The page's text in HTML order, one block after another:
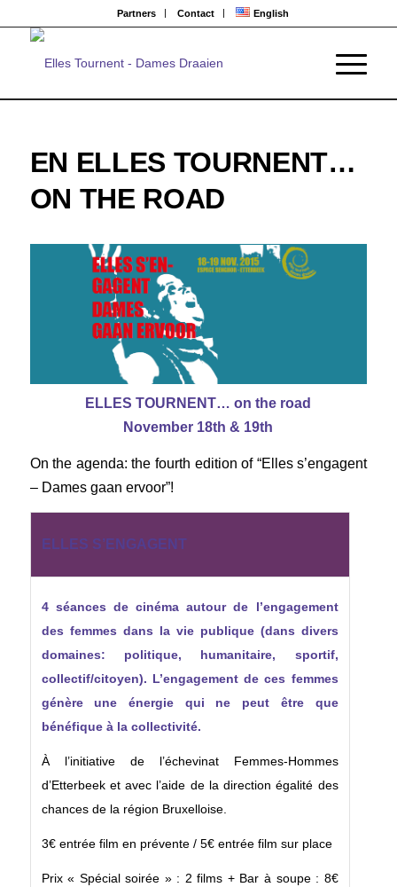
Partners Contact English
EN ELLES TOURNENT…
ON THE ROAD
ELLES TOURNENT…on the road
November 18th & 19th
On the agenda: the fourth edition of “Elles s’engagent
– Dames gaan ervoor”!
ELLES S’ENGAGENT
4 séances de cinéma autour de l’engagement
des femmes dans la vie publique (dans divers
domaines: politique, humanitaire, sportif,
collectif/citoyen). L’engagement de ces femmes
génère une énergie qui ne peut être que
bénéfique à la collectivité.
À l’initiative de l’échevinat Femmes-Hommes
d’Etterbeek et avec l’aide de la direction égalité des
chances de la région Bruxelloise.
3€ entrée film en prévente / 5€ entrée film sur place
Prix « Spécial soirée » : 2 films + Bar à soupe : 8€